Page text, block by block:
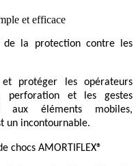
de la protection contre les
protéger les opérateurs
perforation et les gestes
aux éléments mobiles,
un incontournable.
chocs AMORTIFLEX®